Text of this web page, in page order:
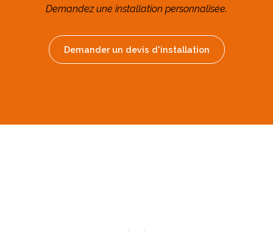
Demandez une installation personnalisée.
Demander un devis d'installation